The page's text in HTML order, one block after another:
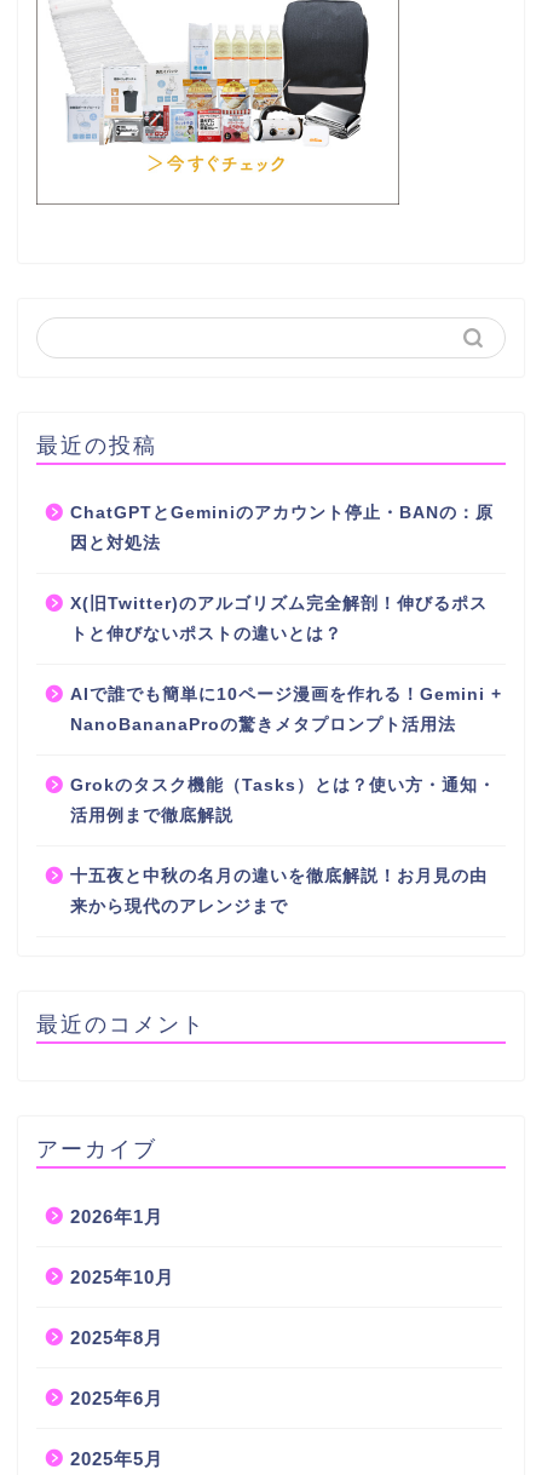
最近の投稿
ChatGPTとGeminiのアカウント停止・BANの：原
因と対処法
X(旧Twitter)のアルゴリズム完全解剖！伸びるポス
トと伸びないポストの違いとは？
AIで誰でも簡単に10ページ漫画を作れる！Gemini +
NanoBananaProの驚きメタプロンプト活用法
Grokのタスク機能（Tasks）とは？使い方・通知・
活用例まで徹底解説
十五夜と中秋の名月の違いを徹底解説！お月見の由
来から現代のアレンジまで
最近のコメント
アーカイブ
2026年1月
2025年10月
2025年8月
2025年6月
2025年5月